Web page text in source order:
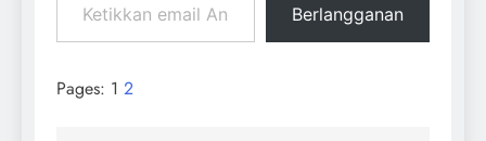
Berlangganan
Pages: 1 2